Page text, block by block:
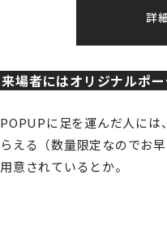
詳
来場者にはオリジナルポ
POPUPに足を運んだ人には
らえる（数量限定なのでお
用意されているとか。